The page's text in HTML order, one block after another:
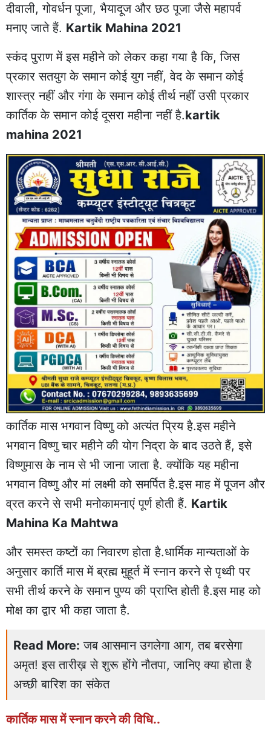
दीवाली, गोवर्धन पूजा, भैयादूज और छठ पूजा जैसे महापर्व
मनाए जाते हैं. Kartik Mahina 2021
स्कंद पुराण में इस महीने को लेकर कहा गया है कि, जिस
प्रकार सतयुग के समान कोई युग नहीं, वेद के समान कोई
शास्त्र नहीं और गंगा के समान कोई तीर्थ नहीं उसी प्रकार
कार्तिक के समान कोई दूसरा महीना नहीं है.kartik
mahina 2021
कार्तिक मास भगवान विष्णु को अत्यंत प्रिय है.इस महीने
भगवान विष्णु चार महीने की योग निद्रा के बाद उठते हैं, इसे
विष्णुमास के नाम से भी जाना जाता है. क्योंकि यह महीना
भगवान विष्णु और मां लक्ष्मी को समर्पित है.इस माह में पूजन और
व्रत करने से सभी मनोकामनाएं पूर्ण होती हैं. Kartik
Mahina Ka Mahtwa
और समस्त कष्टों का निवारण होता है.धार्मिक मान्यताओं के
अनुसार कार्ति मास में ब्रह्म मुहूर्त में स्नान करने से पृथ्वी पर
सभी तीर्थ करने के समान पुण्य की प्राप्ति होती है.इस माह को
मोक्ष का द्वार भी कहा जाता है.
Read More: जब आसमान उगलेगा आग, तब बरसेगा
अमृत! इस तारीख़ से शुरू होंगे नौतपा, जानिए क्या होता है
अच्छी बारिश का संकेत
कार्तिक मास में स्नान करने की विधि..